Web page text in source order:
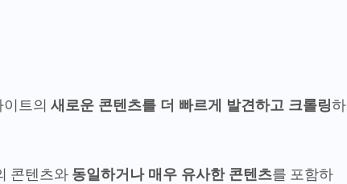
트의 새로운 콘텐츠를 더 빠르게 발견하고 크롤링하
콘텐츠와 동일하거나 매우 유사한 콘텐츠를 포함하